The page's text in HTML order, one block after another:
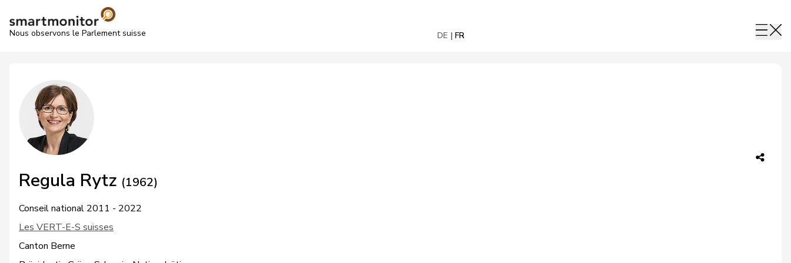
Nous observons le Parlement suisse DE FR
Regula Rytz (1962)
Conseil national 2011 - 2022
Les VERT-E-S suisses
Canton Berne